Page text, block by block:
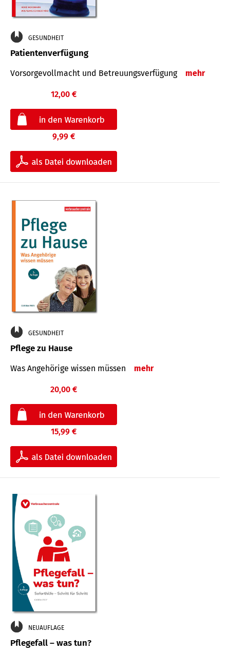
GESUNDHEIT
Patientenverfügung
Vorsorgevollmacht und Betreuungsverfügung mehr
12,00 €
9,99 €
GESUNDHEIT
Pflege zu Hause
Was Angehörige wissen müssen mehr
20,00 €
15,99 €
NEUAUFLAGE
Pflegefall – was tun?